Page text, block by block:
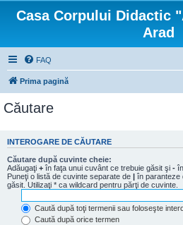
Casa Corpului Didactic
Arad
FAQ
Prima pagină
Căutare
INTEROGARE DE CĂUTARE
Căutare după cuvinte cheie:
Adăugaţi + în faţa unui cuvânt ce trebuie găsit şi -
Puneţi o listă de cuvinte separate de | în paranteze
găsit. Utilizaţi * ca wildcard pentru părţi de cuvinte.
Caută după toţi termenii sau foloseşte
Caută după orice termen